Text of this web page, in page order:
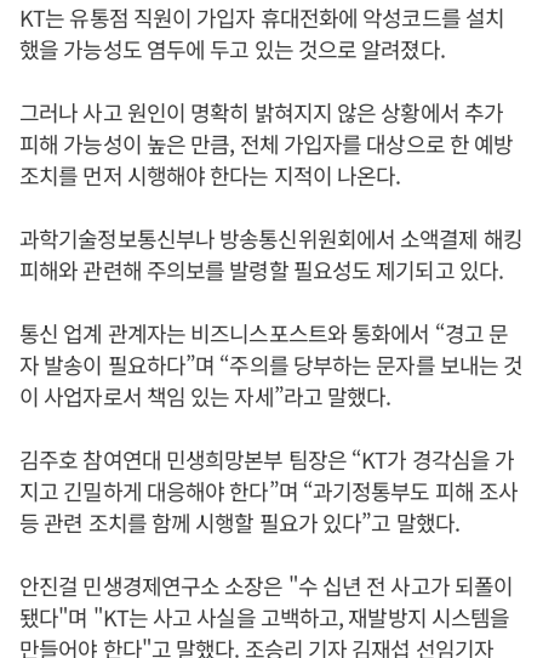
KT는 유통점 직원이 가입자 휴대전화에 악성코드를 설치
했을 가능성도 염두에 두고 있는 것으로 알려졌다.
그러나 사고 원인이 명확히 밝혀지지 않은 상황에서 추가
피해 가능성이 높은 만큼, 전체 가입자를 대상으로 한 예방
조치를 먼저 시행해야 한다는 지적이 나온다.
과학기술정보통신부나 방송통신위원회에서 소액결제 해킹
피해와 관련해 주의보를 발령할 필요성도 제기되고 있다.
통신 업계 관계자는 비즈니스포스트와 통화에서 “경고 문
자 발송이 필요하다”며 “주의를 당부하는 문자를 보내는 것
이 사업자로서 책임 있는 자세”라고 말했다.
김주호 참여연대 민생희망본부 팀장은 “KT가 경각심을 가
지고 긴밀하게 대응해야 한다”며 “과기정통부도 피해 조사
등 관련 조치를 함께 시행할 필요가 있다”고 말했다.
안진걸 민생경제연구소 소장은 "수 십년 전 사고가 되폴이
됐다"며 "KT는 사고 사실을 고백하고, 재발방지 시스템을
만들어야 한다"고 말했다. 조승리 기자 김재섭 선임기자